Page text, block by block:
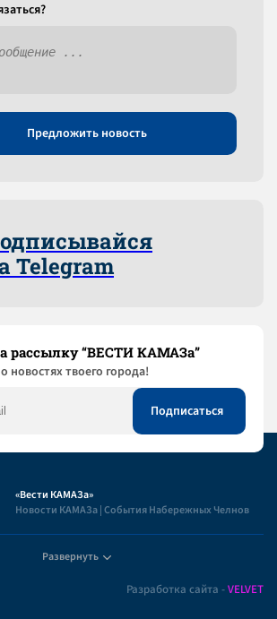
Предложить новость
Telegram
рассылку “ВЕСТИ КАМАЗа”
новостях твоего города!
«Вести КАМАЗа»
Новости КАМАЗа | События Набережных Челнов
Развернуть
Разработка сайта -VELVET